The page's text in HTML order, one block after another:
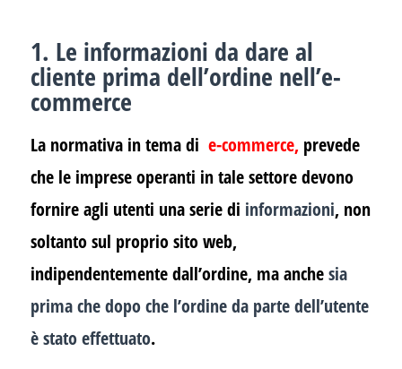
1. Le informazioni da dare al
cliente prima dell’ordine nell’e-
commerce
La normativa in tema di e-commerce,prevede
che le imprese operanti in tale settore devono
fornire agli utenti una serie di informazioni, non
soltanto sul proprio sito web,
indipendentemente dall’ordine, ma anchesia
prima che dopo che l’ordine da parte dell’utente
è stato effettuato.